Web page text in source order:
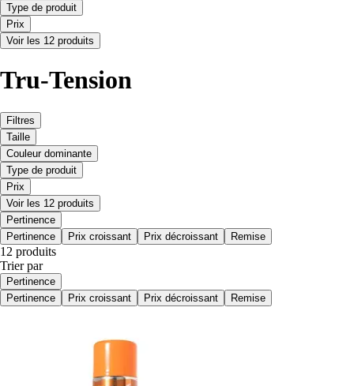
Type de produit
Prix
Voir les 12 produits
Tru-Tension
Filtres
Taille
Couleur dominante
Type de produit
Prix
Voir les 12 produits
Pertinence
Pertinence
Prix croissant Prix décroissant Remise
12 produits
Trier par
Pertinence
Pertinence
Prix croissant Prix décroissant Remise